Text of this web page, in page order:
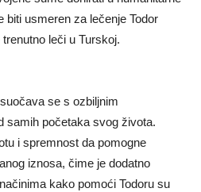
usmeren za lečenje Todor
leči u Turskoj.
se s ozbiljnim
samih početaka svog života.
i spremnost da pomogne
iznosa, čime je dodatno
kako pomoći Todoru su